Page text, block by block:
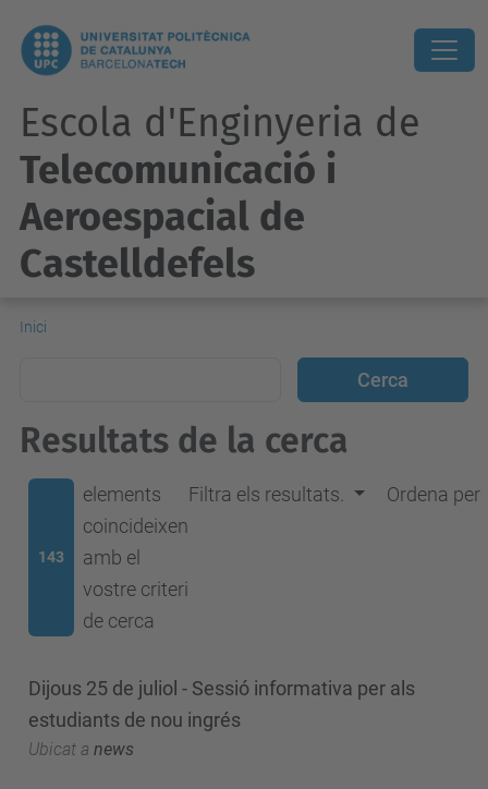
Escola d'Enginyeria de
Telecomunicació i
Aeroespacial de
Castelldefels
Inici
Resultats de la cerca
143
elements
coincideixen
amb el
vostre criteri
de cerca
Filtra els resultats. Ordena per
Dijous 25 de juliol - Sessió informativa per als
estudiants de nou ingrés
Ubicat a news